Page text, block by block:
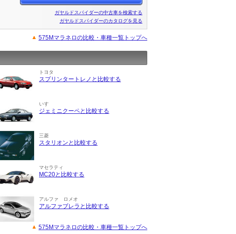
ガヤルドスパイダーの中古車を検索する
ガヤルドスパイダーのカタログを見る
575Mマラネロの比較・車種一覧トップへ
トヨタ
スプリンタートレノと比較する
いすゞ
ジェミニクーペと比較する
三菱
スタリオンと比較する
マセラティ
MC20と比較する
アルファ ロメオ
アルファブレラと比較する
575Mマラネロの比較・車種一覧トップへ